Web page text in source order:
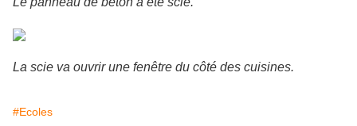
La scie va ouvrir une fenêtre du côté des cuisines.
#Ecoles